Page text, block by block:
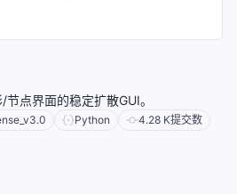
点界面的稳定扩散GUI。
Python 4.28 K提交数